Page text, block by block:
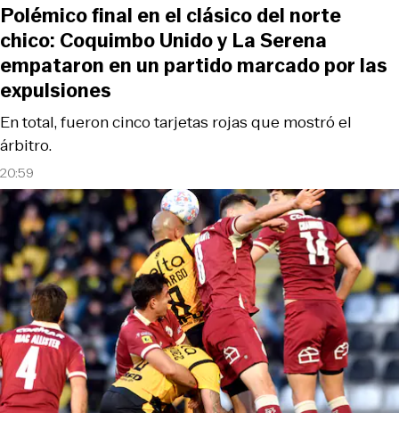
20:59
En total, fueron cinco tarjetas rojas que mostró el
árbitro.
Polémico final en el clásico del norte
chico: Coquimbo Unido y La Serena
empataron en un partido marcado por las
expulsiones